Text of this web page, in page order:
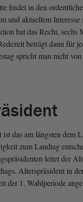
findet in den
und aktuellem
hat das Recht,
beträgt dann für
spricht man nicht
das am längsten dem
zum Landtag
leitet der
Alterspräsident in
der 1. Wahlperiode